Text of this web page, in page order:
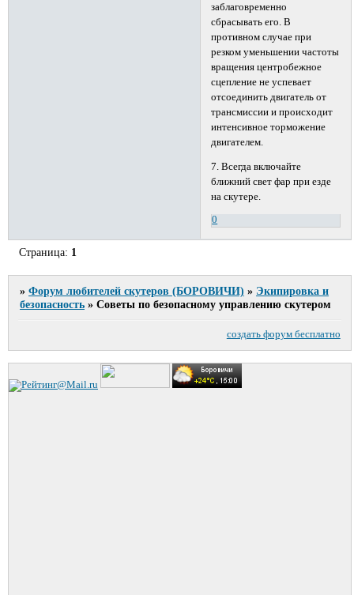
заблаговременно
сбрасывать его. В
противном случае при
резком уменьшении частоты
вращения центробежное
сцепление не успевает
отсоединить двигатель от
трансмиссии и происходит
интенсивное торможение
двигателем.
7. Всегда включайте
ближний свет фар при езде
на скутере.
0
Страница: 1
»Форум любителей скутеров (БОРОВИЧИ) » Экипировка и
безопасность »Советы по безопасному управлению скутером
создать форум бесплатно